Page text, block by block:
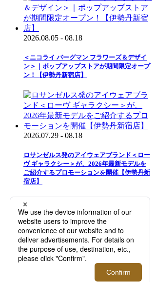
2026.08.05 - 08.18
＜ニコライ バーグマン フラワーズ＆デザイ
ン＞｜ポップアップストアが期間限定オープ
ン！【伊勢丹新宿店】
2026.07.29 - 08.18
ロサンゼルス発のアイウェアブランド＜ロー
ヴ ギャラクシー＞が、2026年最新モデルを
ご紹介するプロモーションを開催【伊勢丹新
宿店】
2025.08.05 - 08.23
＜スマイソン＞2027年ダイアリーご予約会
【伊勢丹新宿店】